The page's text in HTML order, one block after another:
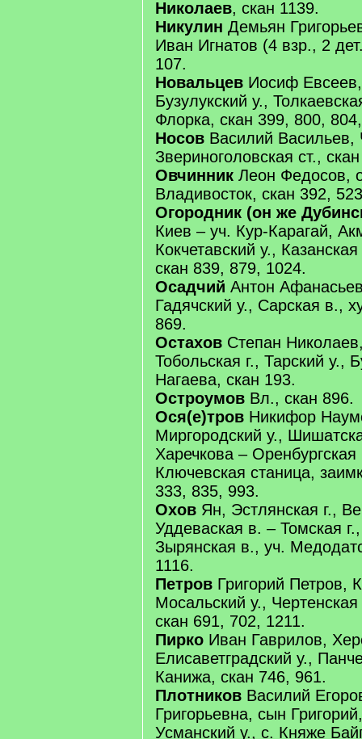
Николаев, скан 1139.
Никулин Демьян
Иван Игнатов (4 взр., 2
107.
Новальцев Иосиф
Бузулукский у.,
Флорка, скан 399, 800,
Носов Василий Васильев,
Звериноголовская ст.,
Овчинник Леон Федосов,
Владивосток, скан 392,
Огородник (он же
Киев – уч. Кур-Карагай,
Кокчетавский у.,
скан 839, 879, 1024.
Осадчий Антон
Гадячский у., Сарская в.,
869.
Остахов Степан
Тобольская г., Тарский у.,
Нагаева, скан 193.
Остроумов Вл., скан 896.
Ося(е)тров Никифор
Миргородский у.,
Харечкова – Оренбургская
Ключевская станица,
333, 835, 993.
Охов Ян, Эстлянская г.,
Уддеваская в. – Томская
Зырянская в., уч.
1116.
Петров Григорий Петров,
Мосальский у.,
скан 691, 702, 1211.
Пирко Иван Гаврилов,
Елисаветградский у.,
Канижа, скан 746, 961.
Плотников Василий
Григорьевна, сын
Усманский у., с. Княже